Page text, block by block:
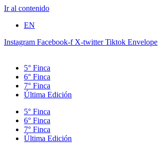
Ir al contenido
EN
Instagram Facebook-f X-twitter Tiktok Envelope
5° Finca
6° Finca
7° Finca
Última Edición
5° Finca
6° Finca
7° Finca
Última Edición